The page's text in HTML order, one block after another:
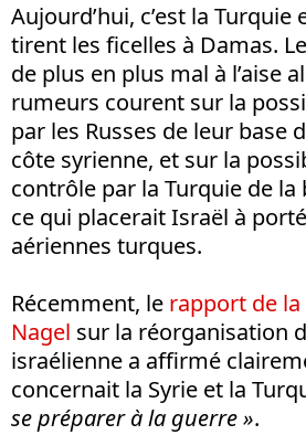
Aujourd’hui, c’est la Turquie
tirent les ficelles à Damas.
de plus en plus mal à l’aise
rumeurs courent sur la
par les Russes de leur base
côte syrienne, et sur la
contrôle par la Turquie de la
ce qui placerait Israël à
aériennes turques.
Récemment, le rapport de
Nagel sur la réorganisation
israélienne a affirmé
concernait la Syrie et la
se préparer à la guerre ».